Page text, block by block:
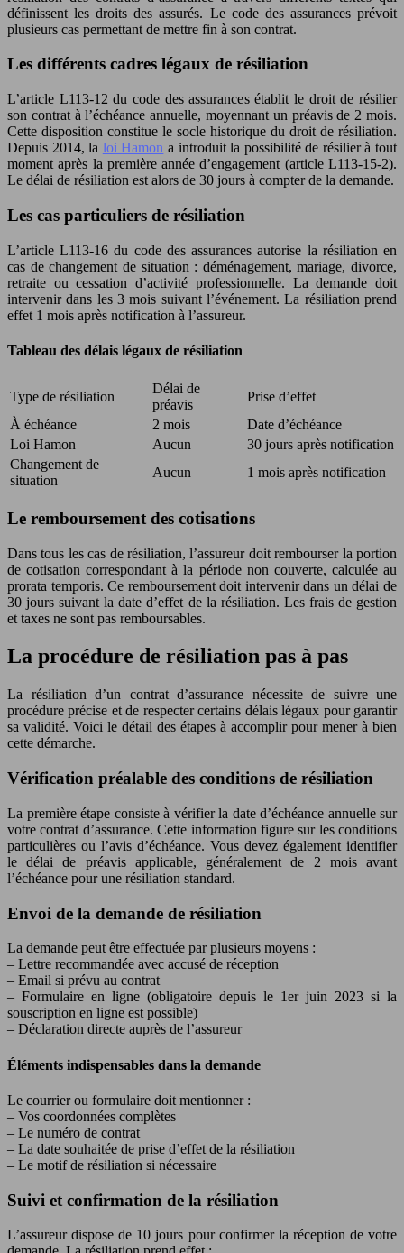
définissent les droits des assurés. Le code des assurances prévoit
plusieurs cas permettant de mettre fin à son contrat.
Les différents cadres légaux de résiliation
L’article L113-12 du code des assurances établit le droit de résilier
son contrat à l’échéance annuelle, moyennant un préavis de 2 mois.
Cette disposition constitue le socle historique du droit de résiliation.
Depuis 2014, la loi Hamon a introduit la possibilité de résilier à tout
moment après la première année d’engagement (article L113-15-2).
Le délai de résiliation est alors de 30 jours à compter de la demande.
Les cas particuliers de résiliation
L’article L113-16 du code des assurances autorise la résiliation en
cas de changement de situation : déménagement, mariage, divorce,
retraite ou cessation d’activité professionnelle. La demande doit
intervenir dans les 3 mois suivant l’événement. La résiliation prend
effet 1 mois après notification à l’assureur.
Tableau des délais légaux de résiliation
Type de résiliation
Délai de
préavis
Prise d’effet
À échéance
2 mois
Date d’échéance
Loi Hamon
Aucun
30 jours après notification
Changement de
situation
Aucun 1 mois après notification
Le remboursement des cotisations
Dans tous les cas de résiliation, l’assureur doit rembourser la portion
de cotisation correspondant à la période non couverte, calculée au
prorata temporis. Ce remboursement doit intervenir dans un délai de
30 jours suivant la date d’effet de la résiliation. Les frais de gestion
et taxes ne sont pas remboursables.
La procédure de résiliation pas à pas
La résiliation d’un contrat d’assurance nécessite de suivre une
procédure précise et de respecter certains délais légaux pour garantir
sa validité. Voici le détail des étapes à accomplir pour mener à bien
cette démarche.
Vérification préalable des conditions de résiliation
La première étape consiste à vérifier la date d’échéance annuelle sur
votre contrat d’assurance. Cette information figure sur les conditions
particulières ou l’avis d’échéance. Vous devez également identifier
le délai de préavis applicable, généralement de 2 mois avant
l’échéance pour une résiliation standard.
Envoi de la demande de résiliation
La demande peut être effectuée par plusieurs moyens :
– Lettre recommandée avec accusé de réception
– Email si prévu au contrat
– Formulaire en ligne (obligatoire depuis le 1er juin 2023 si la
souscription en ligne est possible)
– Déclaration directe auprès de l’assureur
Éléments indispensables dans la demande
Le courrier ou formulaire doit mentionner :
– Vos coordonnées complètes
– Le numéro de contrat
– La date souhaitée de prise d’effet de la résiliation
– Le motif de résiliation si nécessaire
Suivi et confirmation de la résiliation
L’assureur dispose de 10 jours pour confirmer la réception de votre